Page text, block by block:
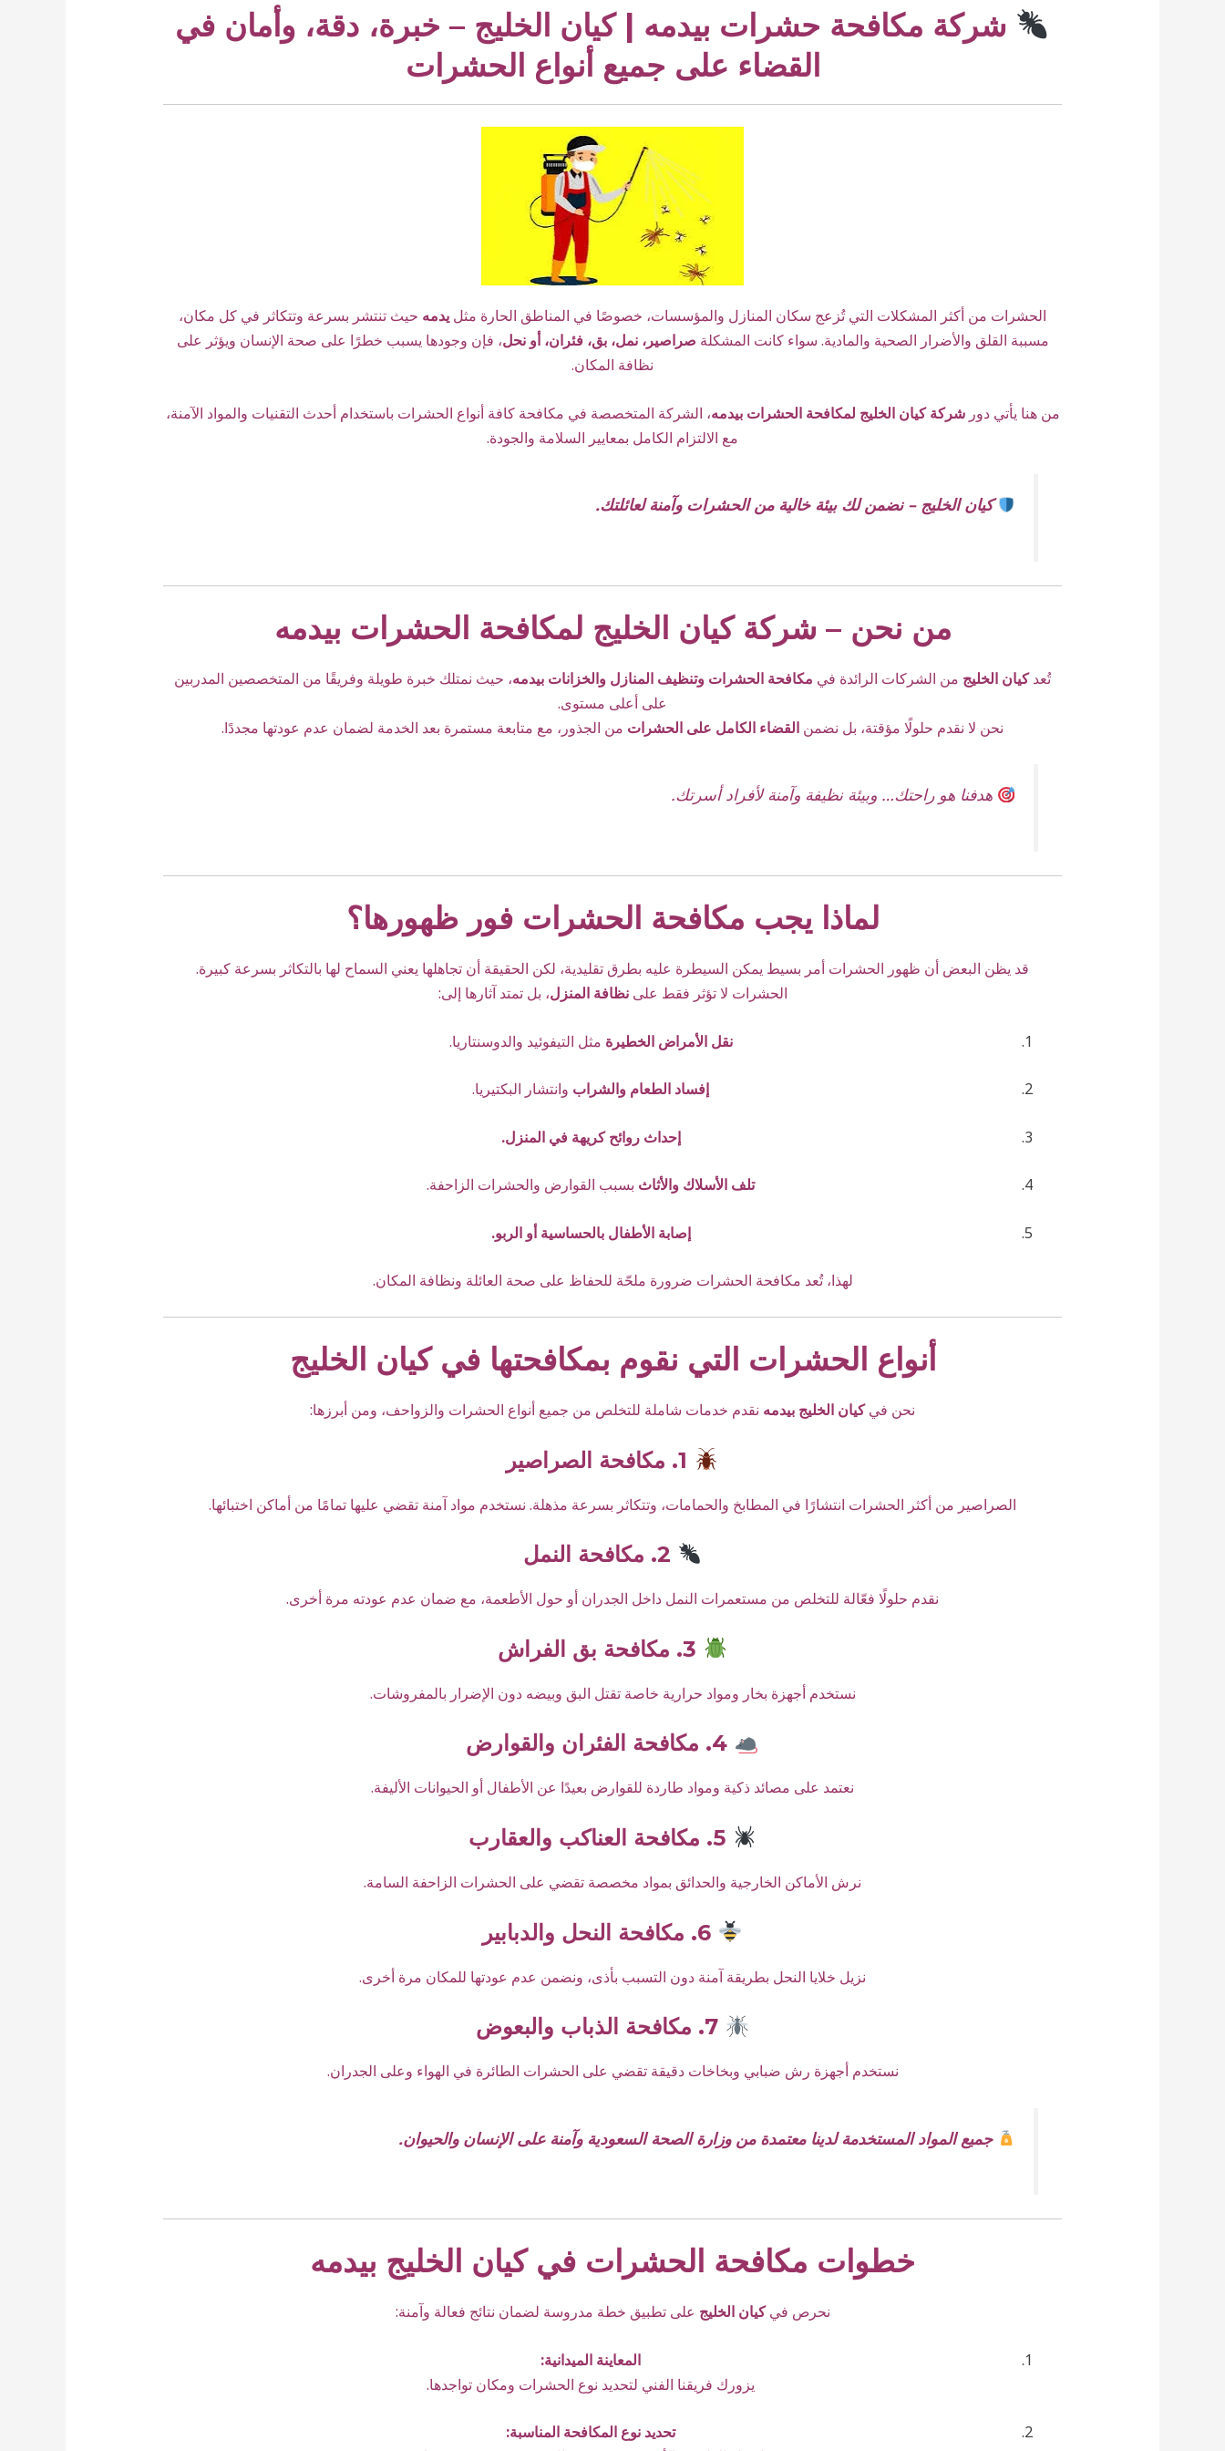
شركة مكافحة حشرات بيدمه | كيان الخليج – خبرة، دقة، وأمان في
القضاء على جميع أنواع الحشرات
الحشرات من أكثر المشكلات التي تُزعج سكان المنازل والمؤسسات، خصوصًا في المناطق الحارة مثليدمه حيث تنتشر بسرعة وتتكاثر في كل مكان،
مسببة القلق والأضرار الصحية والمادية. سواء كانت المشكلة صراصير، نمل، بق، فئران، أو نحل، فإن وجودها يسبب خطرًا على صحة الإنسان ويؤثر على
نظافة المكان.
من هنا يأتي دورشركة كيان الخليج لمكافحة الحشرات بيدمه، الشركة المتخصصة في مكافحة كافة أنواع الحشرات باستخدام أحدث التقنيات والمواد الآمنة،
مع الالتزام الكامل بمعايير السلامة والجودة.
كيان الخليج – نضمن لك بيئة خالية من الحشرات وآمنة لعائلتك.
من نحن – شركة كيان الخليج لمكافحة الحشرات بيدمه
تُعدكيان الخليج من الشركات الرائدة في مكافحة الحشرات وتنظيف المنازل والخزانات بيدمه، حيث نمتلك خبرة طويلة وفريقًا من المتخصصين المدربين
على أعلى مستوى.
نحن لا نقدم حلولًا مؤقتة، بل نضمن القضاء الكامل على الحشرات من الجذور، مع متابعة مستمرة بعد الخدمة لضمان عدم عودتها مجددًا.
هدفنا هو راحتك… وبيئة نظيفة وآمنة لأفراد أسرتك.
لماذا يجب مكافحة الحشرات فور ظهورها؟
قد يظن البعض أن ظهور الحشرات أمر بسيط يمكن السيطرة عليه بطرق تقليدية، لكن الحقيقة أن تجاهلها يعني السماح لها بالتكاثر بسرعة كبيرة.
الحشرات لا تؤثر فقط علىنظافة المنزل، بل تمتد آثارها إلى:
نقل الأمراض الخطيرة مثل التيفوئيد والدوسنتاريا.
إفساد الطعام والشراب وانتشار البكتيريا.
إحداث روائح كريهة في المنزل.
تلف الأسلاك والأثاث بسبب القوارض والحشرات الزاحفة.
إصابة الأطفال بالحساسية أو الربو.
لهذا، تُعد مكافحة الحشرات ضرورة ملحّة للحفاظ على صحة العائلة ونظافة المكان.
أنواع الحشرات التي نقوم بمكافحتها في كيان الخليج
نحن فيكيان الخليج بيدمه نقدم خدمات شاملة للتخلص من جميع أنواع الحشرات والزواحف، ومن أبرزها:
الصراصير من أكثر الحشرات انتشارًا في المطابخ والحمامات، وتتكاثر بسرعة مذهلة. نستخدم مواد آمنة تقضي عليها تمامًا من أماكن اختبائها.
نقدم حلولًا فعّالة للتخلص من مستعمرات النمل داخل الجدران أو حول الأطعمة، مع ضمان عدم عودته مرة أخرى.
نستخدم أجهزة بخار ومواد حرارية خاصة تقتل البق وبيضه دون الإضرار بالمفروشات.
نعتمد على مصائد ذكية ومواد طاردة للقوارض بعيدًا عن الأطفال أو الحيوانات الأليفة.
5. مكافحة العناكب والعقارب
نرش الأماكن الخارجية والحدائق بمواد مخصصة تقضي على الحشرات الزاحفة السامة.
نزيل خلايا النحل بطريقة آمنة دون التسبب بأذى، ونضمن عدم عودتها للمكان مرة أخرى.
7. مكافحة الذباب والبعوض
نستخدم أجهزة رش ضبابي وبخاخات دقيقة تقضي على الحشرات الطائرة في الهواء وعلى الجدران.
جميع المواد المستخدمة لدينا معتمدة من وزارة الصحة السعودية وآمنة على الإنسان والحيوان.
خطوات مكافحة الحشرات في كيان الخليج بيدمه
نحرص فيكيان الخليج على تطبيق خطة مدروسة لضمان نتائج فعالة وآمنة:
المعاينة الميدانية:
يزورك فريقنا الفني لتحديد نوع الحشرات ومكان تواجدها.
تحديد نوع المكافحة المناسبة: